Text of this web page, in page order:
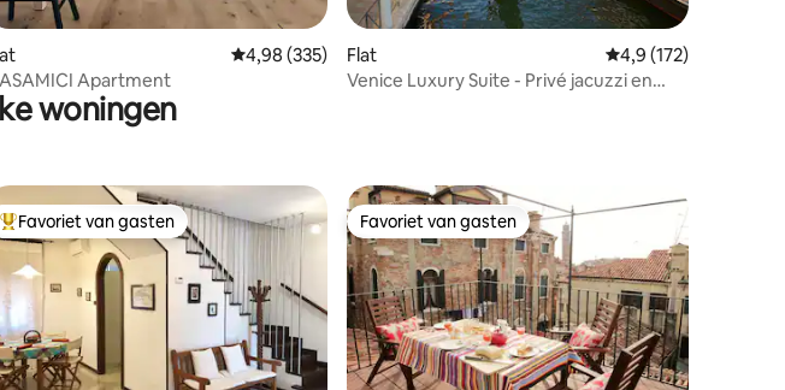
van 4,88 op 5, 294 recensiesGemiddelde beoordeling van 4,98 op 5, 335 recensies
4,98 (335)
Apartment
Flat Gemiddelde
4,9 (172)
Venice Luxury Suite - Privé jacuzzi en
woningen
Topfavoriet van gasten
Favoriet van gasten Favoriet van gasten
Favoriet van gasten